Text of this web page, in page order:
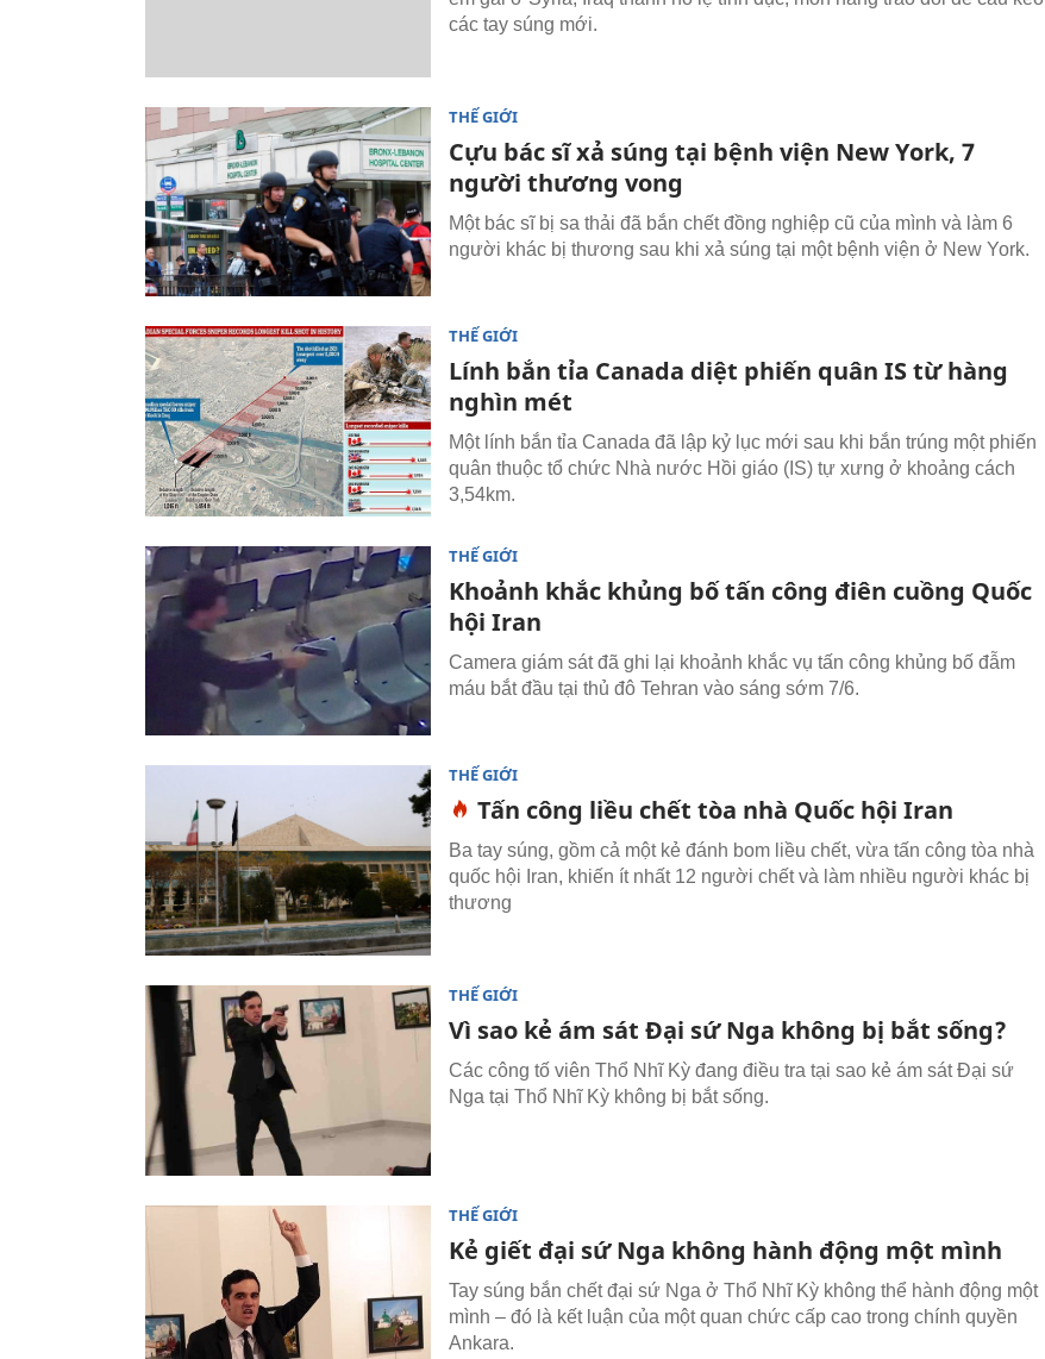
các tay súng mới.
THẾ GIỚI
Cựu bác sĩ xả súng tại bệnh viện New York, 7
người thương vong
Một bác sĩ bị sa thải đã bắn chết đồng nghiệp cũ của mình và làm 6
người khác bị thương sau khi xả súng tại một bệnh viện ở New York.
THẾ GIỚI
Lính bắn tỉa Canada diệt phiến quân IS từ hàng
nghìn mét
Một lính bắn tỉa Canada đã lập kỷ lục mới sau khi bắn trúng một phiến
quân thuộc tổ chức Nhà nước Hồi giáo (IS) tự xưng ở khoảng cách
3,54km.
THẾ GIỚI
Khoảnh khắc khủng bố tấn công điên cuồng Quốc
hội Iran
Camera giám sát đã ghi lại khoảnh khắc vụ tấn công khủng bố đẫm
máu bắt đầu tại thủ đô Tehran vào sáng sớm 7/6.
THẾ GIỚI
Tấn công liều chết tòa nhà Quốc hội Iran
Ba tay súng, gồm cả một kẻ đánh bom liều chết, vừa tấn công tòa nhà
quốc hội Iran, khiến ít nhất 12 người chết và làm nhiều người khác bị
thương
THẾ GIỚI
Vì sao kẻ ám sát Đại sứ Nga không bị bắt sống?
Các công tố viên Thổ Nhĩ Kỳ đang điều tra tại sao kẻ ám sát Đại sứ
Nga tại Thổ Nhĩ Kỳ không bị bắt sống.
THẾ GIỚI
Kẻ giết đại sứ Nga không hành động một mình
Tay súng bắn chết đại sứ Nga ở Thổ Nhĩ Kỳ không thể hành động một
mình – đó là kết luận của một quan chức cấp cao trong chính quyền
Ankara.